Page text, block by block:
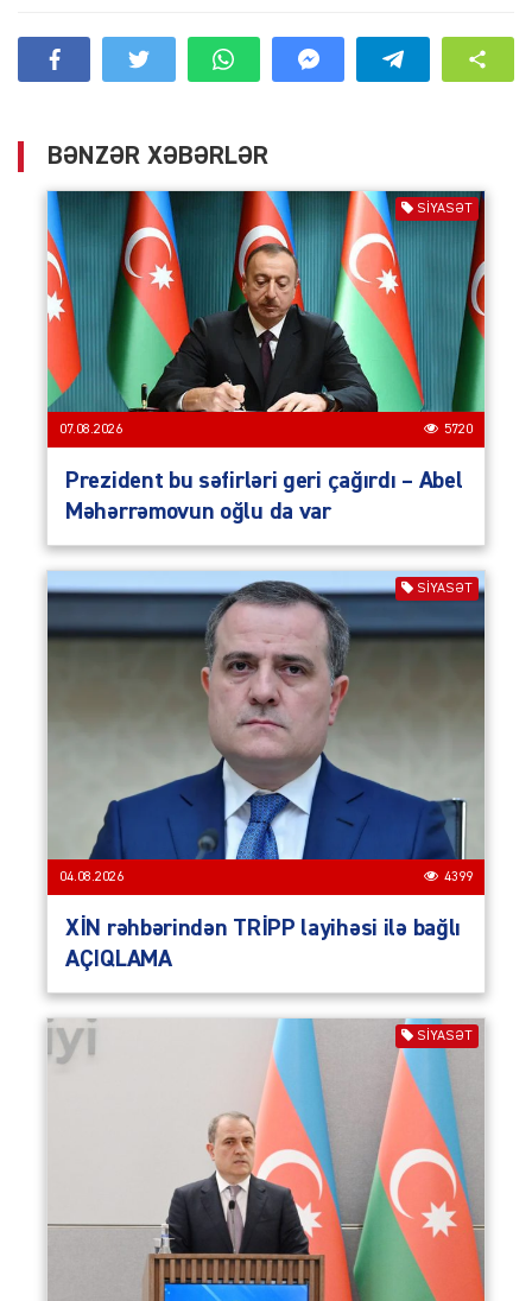
BƏNZƏR XƏBƏRLƏR
SIYASƏT
07.08.2026 5720
Prezident bu səfirləri geri çağırdı – Abel
Məhərrəmovun oğlu da var
SIYASƏT
04.08.2026 4399
XİN rəhbərindən TRİPP layihəsi ilə bağlı
AÇIQLAMA
SIYASƏT